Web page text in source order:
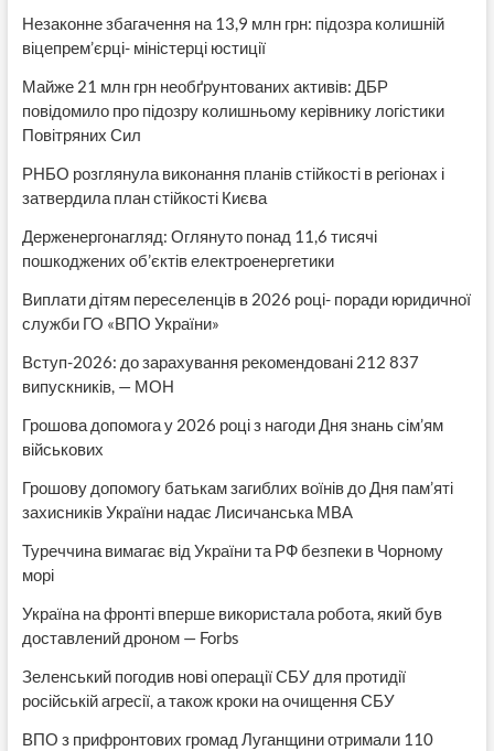
Незаконне збагачення на 13,9 млн грн: підозра колишній
віцепрем’єрці- міністерці юстиції
Майже 21 млн грн необґрунтованих активів: ДБР
повідомило про підозру колишньому керівнику логістики
Повітряних Сил
РНБО розглянула виконання планів стійкості в регіонах і
затвердила план стійкості Києва
Держенергонагляд: Оглянуто понад 11,6 тисячі
пошкоджених об’єктів електроенергетики
Виплати дітям переселенців в 2026 році- поради юридичної
служби ГО «ВПО України»
Вступ-2026: до зарахування рекомендовані 212 837
випускників, — МОН
Грошова допомога у 2026 році з нагоди Дня знань сім’ям
військових
Грошову допомогу батькам загиблих воїнів до Дня пам’яті
захисників України надає Лисичанська МВА
Туреччина вимагає від України та РФ безпеки в Чорному
морі
Україна на фронті вперше використала робота, який був
доставлений дроном — Forbs
Зеленський погодив нові операції СБУ для протидії
російській агресії, а також кроки на очищення СБУ
ВПО з прифронтових громад Луганщини отримали 110